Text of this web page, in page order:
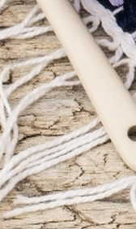
Воду
Косметология С
Что Купить На